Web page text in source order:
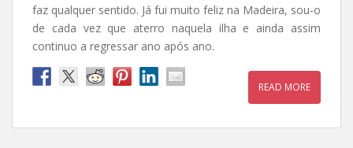
faz qualquer sentido. Já fui muito feliz na Madeira, sou-o
de cada vez que aterro naquela ilha e ainda assim
continuo a regressar ano após ano.
READ MORE